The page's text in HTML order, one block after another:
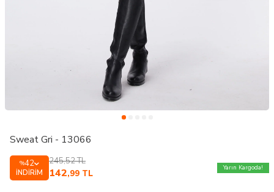
Sweat Gri - 13066
%42
İNDIRIM
245,52TL
142,99 TL
Yarın Kargoda!